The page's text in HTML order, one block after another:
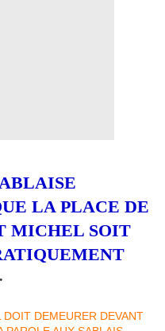
LA PLACE DE
MICHEL SOIT